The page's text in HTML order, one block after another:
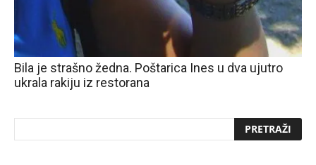
Bila je strašno žedna. Poštarica Ines u dva ujutro
ukrala rakiju iz restorana